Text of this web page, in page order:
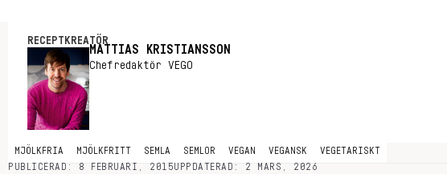
RECEPTKREATÖR
MATTIAS KRISTIANSSON
Chefredaktör VEGO
MJÖLKFRIA MJÖLKFRITT SEMLA SEMLOR VEGAN VEGANSK
VEGETARISKT
PUBLICERAD: 8 FEBRUARI, 2015UPPDATERAD: 2 MARS, 2026